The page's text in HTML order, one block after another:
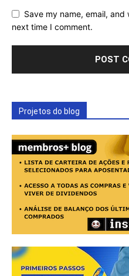
Save my name, email,
next time I comment.
Projetos do blog